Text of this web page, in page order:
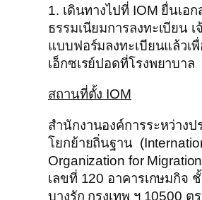
1. เดินทางไปที่ IOM ยื่นเอ
ธรรมเนียมการลงทะเบียน
แบบฟอร์มลงทะเบียนแล้วเ
เอ็กซเรย์ปอดที่โรงพยาบาล
สถานที่ตั้ง IOM
สำนักงานองค์การระหว่างป
โยกย้ายถิ่นฐาน
Organization for
เลขที่ 120 อาคารเกษมกิจ
บางรัก กรุงเทพ ฯ 10500 ต